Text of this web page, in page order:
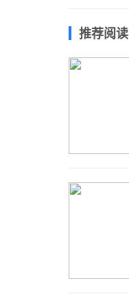
推荐阅读